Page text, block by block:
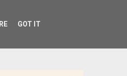
GOT IT